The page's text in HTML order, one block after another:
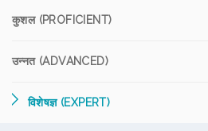
कुशल (PROFICIENT)
उन्नत (ADVANCED)
विशेषज्ञ (EXPERT)